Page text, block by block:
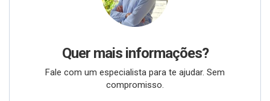
Quer mais informações?
Fale com um especialista para te ajudar. Sem
compromisso.